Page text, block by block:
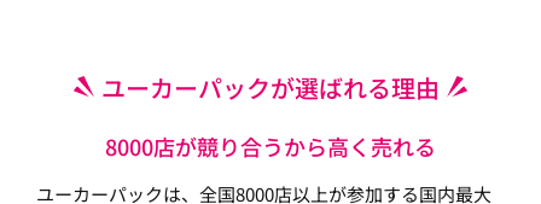
ユーカーパックが選ばれる理由
8000店が競り合うから高く売れる
ユーカーパックは、全国8000店以上が参加する国内最大